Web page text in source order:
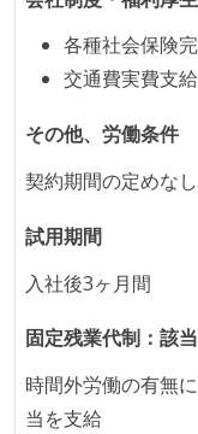
各種社会保険
交通費実費支給
その他、労働条件
契約期間の定めなし
試用期間
入社後3ヶ月間
固定残業代制：該
時間外労働の有無
当を支給